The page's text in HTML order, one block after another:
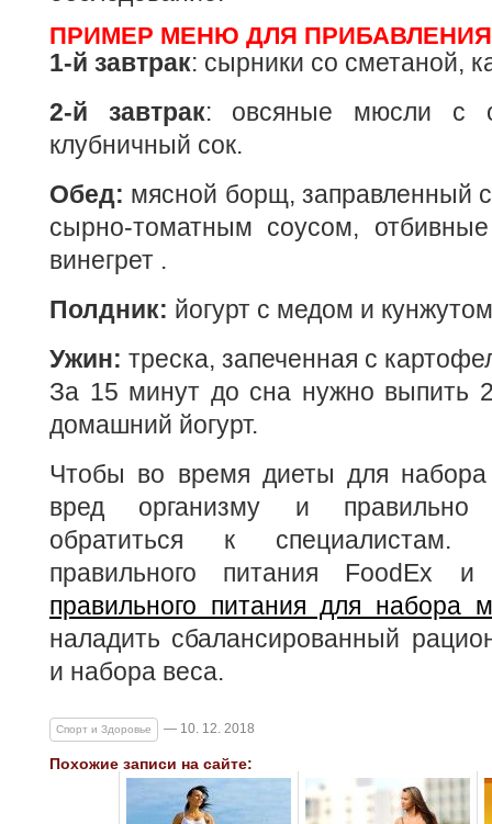
ПРИМЕР МЕНЮ ДЛЯ
1-й завтрак: сырники со сметаной,
2-й завтрак: овсяные мюсли с
клубничный сок.
Обед: мясной борщ, заправленный
сырно-томатным соусом,
винегрет .
Полдник: йогурт с медом и
Ужин: треска, запеченная с
За 15 минут до сна нужно выпить
домашний йогурт.
Чтобы во время диеты для
вред организму и правильно
обратиться к специалистам.
правильного питания FoodEx
правильного питания для набора
наладить сбалансированный
и набора веса.
Спорт и Здоровье — 10. 12. 2018
Похожие записи на сайте: